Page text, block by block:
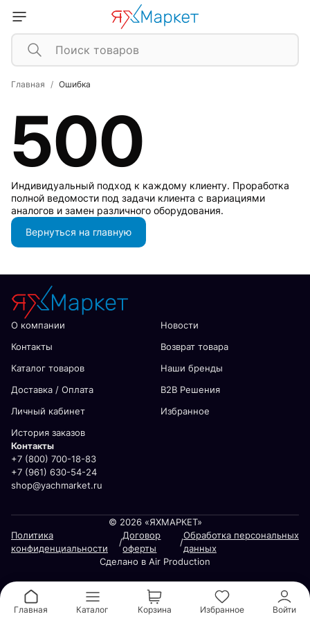
Главная Ошибка
500
Индивидуальный подход к каждому клиенту. Проработка
полной ведомости под задачи клиента с вариациями
аналогов и замен различного оборудования.
Вернуться на главную
О компании
Новости
Контакты
Возврат товара
Каталог товаров
Наши бренды
Доставка / Оплата
В2В Решения
Личный кабинет
Избранное
История заказов
Контакты
+7 (800) 700-18-83
+7 (961) 630-54-24
shop@yachmarket.ru
© 2026 «ЯХМАРКЕТ»
Политика
конфиденциальности
/
Договор
оферты
/
Обработка персональных
данных
Сделано в Air Production
Главная Каталог Корзина Избранное Войти